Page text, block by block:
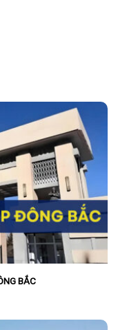
BẮC